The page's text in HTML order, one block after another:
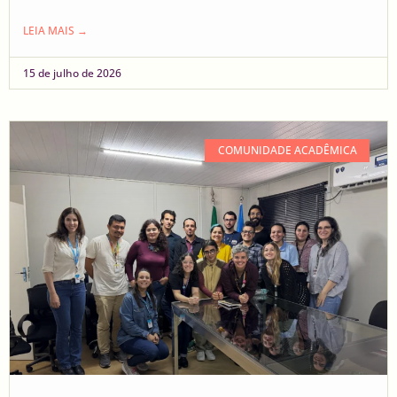
LEIA MAIS →
15 de julho de 2026
COMUNIDADE ACADÊMICA